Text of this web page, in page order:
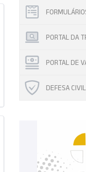
PORTAL DA
PORTAL DE
DEFESA CIVIL